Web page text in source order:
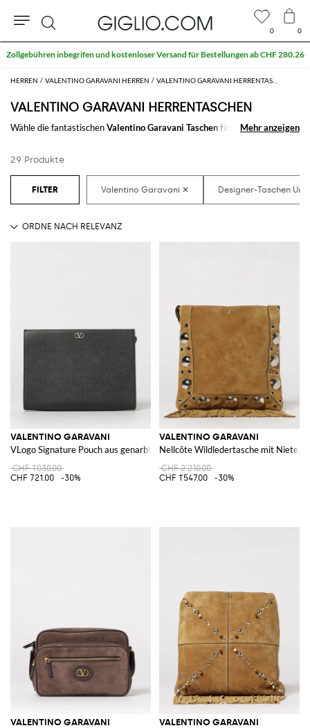
HERREN VALENTINO GARAVANI HERREN
VALENTINO GARAVANI HERRENTASCHEN
Wähle die fantastischenValentino Garavani Taschen für Herrenum mit
Herrentasche von Valentino Garavani
Entdecke die letzen Kollektionen derHerrentaschen Valentino Garavani
Mehr anzeigen
Mehr anzeigen
29 Produkte
VALENTINO GARAVANI
VLogo Signature Pouch aus genarbtem Leder
CHF 1'030.00
CHF 721.00
-30%
VALENTINO GARAVANI
Nellcôte Wildledertasche mit Nieten
CHF 2'210.00
CHF 1'547.00
-30%
VALENTINO GARAVANI VALENTINO GARAVANI
0 0
Suche
Zollgebühren inbegrifen und kostenloser Versand für Bestellungen ab CHF 280.26